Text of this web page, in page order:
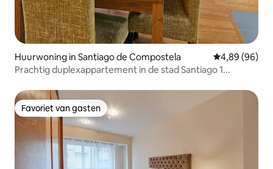
Huurwoning in Santiago de Compostela Gemiddelde
4,89 (96)
Prachtig duplexappartement in de stad Santiago 1...
Favoriet van gasten
Favoriet van gasten